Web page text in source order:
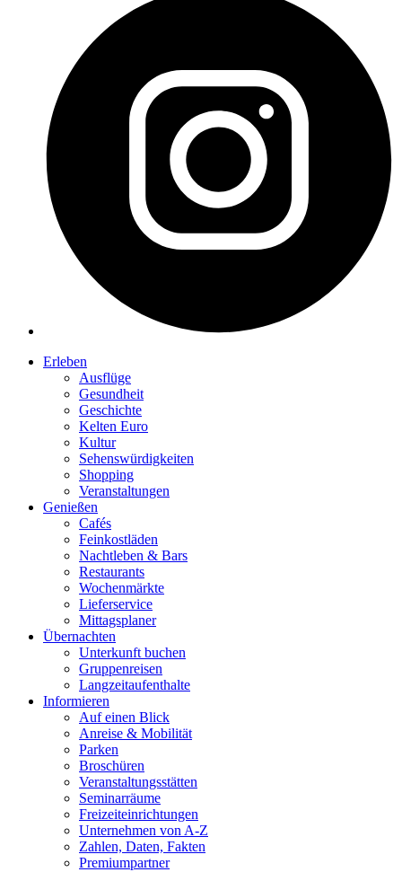
Erleben
Ausflüge
Gesundheit
Geschichte
Kelten Euro
Kultur
Sehenswürdigkeiten
Shopping
Veranstaltungen
Genießen
Cafés
Feinkostläden
Nachtleben & Bars
Restaurants
Wochenmärkte
Lieferservice
Mittagsplaner
Übernachten
Unterkunft buchen
Gruppenreisen
Langzeitaufenthalte
Informieren
Auf einen Blick
Anreise & Mobilität
Parken
Broschüren
Veranstaltungsstätten
Seminarräume
Freizeiteinrichtungen
Unternehmen von A-Z
Zahlen, Daten, Fakten
Premiumpartner